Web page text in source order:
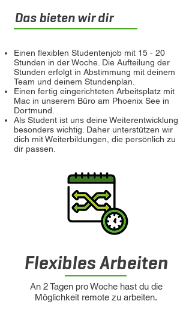
Das bieten wir dir
Einen flexiblen Studentenjob mit 15 - 20
Stunden in der Woche. Die Aufteilung der
Stunden erfolgt in Abstimmung mit deinem
Team und deinem Stundenplan.
Einen fertig eingerichteten Arbeitsplatz mit
Mac in unserem Büro am Phoenix See in
Dortmund.
Als Student ist uns deine Weiterentwicklung
besonders wichtig. Daher unterstützen wir
dich mit Weiterbildungen, die persönlich zu
dir passen.
Flexibles Arbeiten
An 2 Tagen pro Woche hast du die
Möglichkeit remote zu arbeiten.